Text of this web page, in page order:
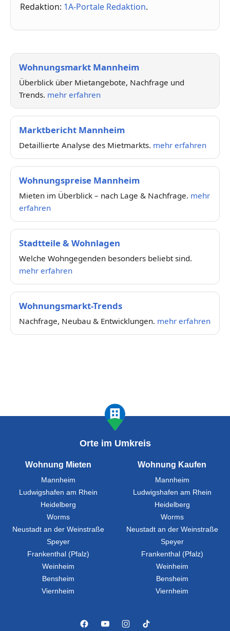
Redaktion: 1A-Portale Redaktion.
Wohnungsmarkt Mannheim
Überblick über Mietangebote, Nachfrage und
Trends. mehr erfahren
Marktbericht Mannheim
Detaillierte Analyse des Mietmarkts. mehr erfahren
Wohnungspreise Mannheim
Mieten im Überblick – nach Lage & Nachfrage. mehr
erfahren
Stadtteile & Wohnlagen
Welche Wohngegenden besonders beliebt sind.
mehr erfahren
Wohnungsmarkt-Trends
Nachfrage, Neubau & Entwicklungen. mehr erfahren
Orte im Umkreis
Wohnung Mieten
Mannheim
Ludwigshafen am Rhein
Heidelberg
Worms
Neustadt an der Weinstraße
Speyer
Frankenthal (Pfalz)
Weinheim
Bensheim
Viernheim
Wohnung Kaufen
Mannheim
Ludwigshafen am Rhein
Heidelberg
Worms
Neustadt an der Weinstraße
Speyer
Frankenthal (Pfalz)
Weinheim
Bensheim
Viernheim